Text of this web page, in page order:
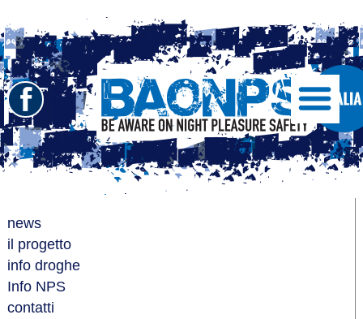
Seguici
su
Facebook
Show/Hide
Left
Slide
Menu
news
il progetto
info droghe
Info NPS
contatti